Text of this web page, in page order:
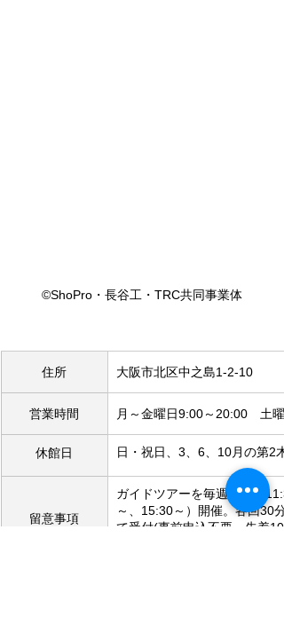
©ShoPro・長谷工・TRC共同事業体
住所 大阪市北区中之島1-2-10
営業時間 月～金曜日9:00～20:00　土
休館日 日・祝日、3、6、10月の第2
留意事項
ガイドツアーを毎週土曜（
～、15:30～）開催。各回30
て受付(事前申込不要、先着10